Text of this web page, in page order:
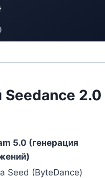
2.0
5.0 (генерация
Seed (ByteDance)